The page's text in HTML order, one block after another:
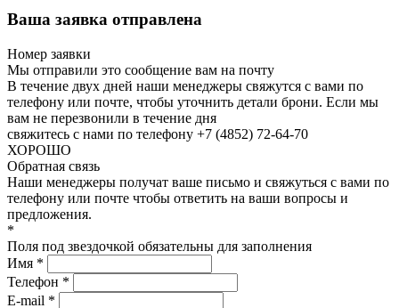
Ваша заявка отправлена
Номер заявки
Мы отправили это сообщение вам на почту
В течение двух дней наши менеджеры свяжутся с вами по
телефону или почте, чтобы уточнить детали брони. Если мы
вам не перезвонили в течение дня
свяжитесь с нами по телефону +7 (4852) 72-64-70
ХОРОШО
Обратная связь
Наши менеджеры получат ваше письмо и свяжуться с вами по
телефону или почте чтобы ответить на ваши вопросы и
предложения.
*
Поля под звездочкой обязательны для заполнения
Имя *
Телефон *
E-mail *